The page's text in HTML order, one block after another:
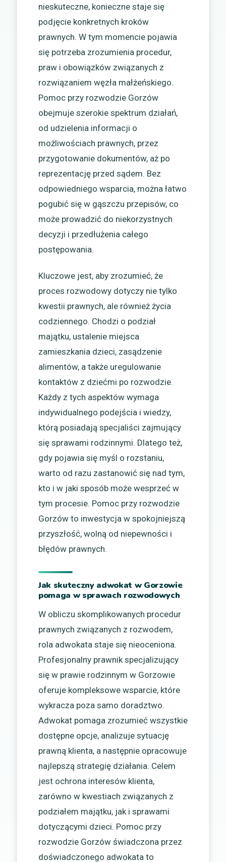
nieskuteczne, konieczne staje się
podjęcie konkretnych kroków
prawnych. W tym momencie pojawia
się potrzeba zrozumienia procedur,
praw i obowiązków związanych z
rozwiązaniem węzła małżeńskiego.
Pomoc przy rozwodzie Gorzów
obejmuje szerokie spektrum działań,
od udzielenia informacji o
możliwościach prawnych, przez
przygotowanie dokumentów, aż po
reprezentację przed sądem. Bez
odpowiedniego wsparcia, można łatwo
pogubić się w gąszczu przepisów, co
może prowadzić do niekorzystnych
decyzji i przedłużenia całego
postępowania.
Kluczowe jest, aby zrozumieć, że
proces rozwodowy dotyczy nie tylko
kwestii prawnych, ale również życia
codziennego. Chodzi o podział
majątku, ustalenie miejsca
zamieszkania dzieci, zasądzenie
alimentów, a także uregulowanie
kontaktów z dziećmi po rozwodzie.
Każdy z tych aspektów wymaga
indywidualnego podejścia i wiedzy,
którą posiadają specjaliści zajmujący
się sprawami rodzinnymi. Dlatego też,
gdy pojawia się myśl o rozstaniu,
warto od razu zastanowić się nad tym,
kto i w jaki sposób może wesprzeć w
tym procesie. Pomoc przy rozwodzie
Gorzów to inwestycja w spokojniejszą
przyszłość, wolną od niepewności i
błędów prawnych.
Jak skuteczny adwokat w Gorzowie
pomaga w sprawach rozwodowych
W obliczu skomplikowanych procedur
prawnych związanych z rozwodem,
rola adwokata staje się nieoceniona.
Profesjonalny prawnik specjalizujący
się w prawie rodzinnym w Gorzowie
oferuje kompleksowe wsparcie, które
wykracza poza samo doradztwo.
Adwokat pomaga zrozumieć wszystkie
dostępne opcje, analizuje sytuację
prawną klienta, a następnie opracowuje
najlepszą strategię działania. Celem
jest ochrona interesów klienta,
zarówno w kwestiach związanych z
podziałem majątku, jak i sprawami
dotyczącymi dzieci. Pomoc przy
rozwodzie Gorzów świadczona przez
doświadczonego adwokata to